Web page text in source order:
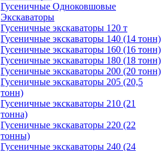
Гусеничные Одноковшовые
Экскаваторы
Гусеничные экскаваторы 120 т
Гусеничные экскаваторы 140 (14 тонн)
Гусеничные экскаваторы 160 (16 тонн)
Гусеничные экскаваторы 180 (18 тонн)
Гусеничные экскаваторы 200 (20 тонн)
Гусеничные экскаваторы 205 (20,5
тонн)
Гусеничные экскаваторы 210 (21
тонна)
Гусеничные экскаваторы 220 (22
тонны)
Гусеничные экскаваторы 240 (24